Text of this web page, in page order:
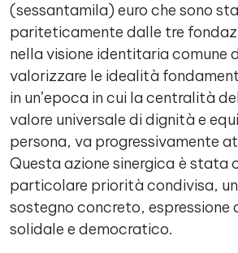
(sessantamila) euro che sono
pariteticamente dalle tre
nella visione identitaria comune
valorizzare le idealità
in un’epoca in cui la centralità
valore universale di dignità e
persona, va progressivamente
Questa azione sinergica è stata
particolare priorità condivisa,
sostegno concreto, espressione
solidale e democratico.